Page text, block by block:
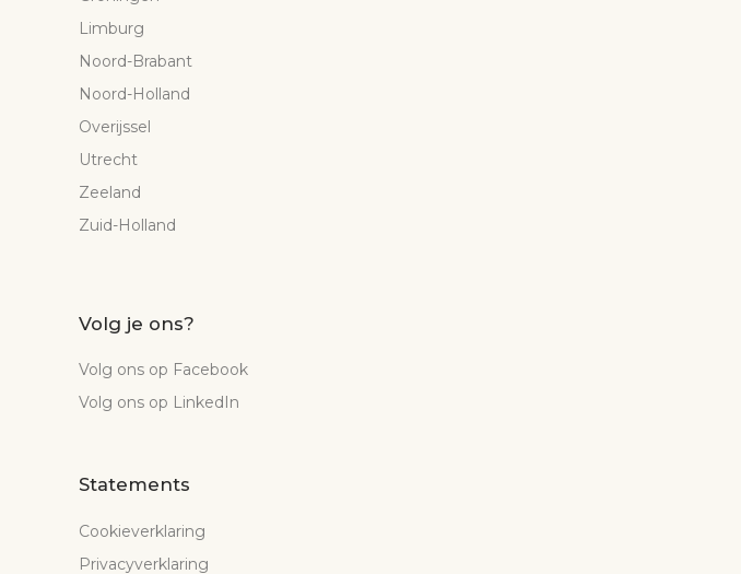
Limburg
Noord-Brabant
Noord-Holland
Overijssel
Utrecht
Zeeland
Zuid-Holland
Volg je ons?
Volg ons op Facebook
Volg ons op LinkedIn
Statements
Cookieverklaring
Privacyverklaring